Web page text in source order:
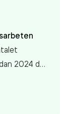
2024 då
Gk rör